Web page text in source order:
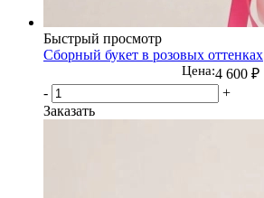
Быстрый просмотр
Сборный букет в розовых оттенках
Цена:4 600 ₽
-
+
Заказать